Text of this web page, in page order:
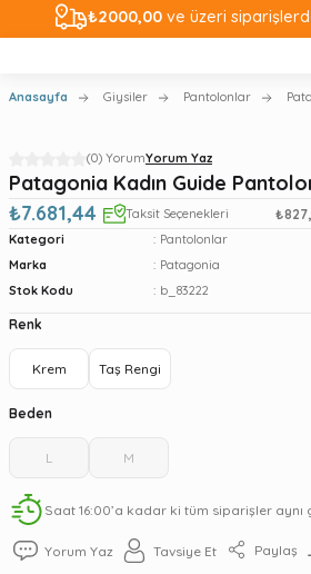
₺2000,00 ve üzeri
Anasayfa Giysiler Pantolonlar
(0) YorumYorum Yaz
Patagonia Kadın Guide
₺7.681,44
Taksit Seçenekleri
Kategori
Pantolonlar
Marka
Patagonia
Stok Kodu
b_83222
Renk
Krem Taş Rengi
Beden
L M
Saat 16:00’a kadar ki tüm siparişler
Yorum Yaz Tavsiye Et Paylaş